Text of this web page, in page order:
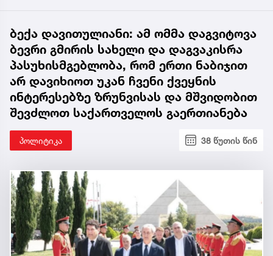
ბექა დავითულიანი: ამ ომმა დაგვიტოვა
ბევრი გმირის სახელი და დაგვაკისრა
პასუხისმგებლობა, რომ ერთი ნაბიჯით
არ დავიხიოთ უკან ჩვენი ქვეყნის
ინტერესებზე ზრუნვისას და მშვიდობით
შევძლოთ საქართველოს გაერთიანება
პოლიტიკა 38 წუთის წინ